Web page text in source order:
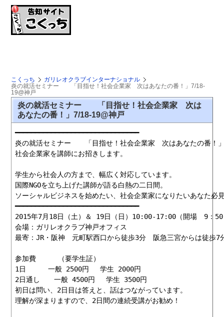
こくっち
ガリレオクラブインターナショナル
炎の就活セミナー 「目指せ！社会企業家 次はあなたの番！」7/18-
19@神戸
炎の就活セミナー 「目指せ！社会企業家 次は
あなたの番！」7/18-19@神戸
━━━━━━━━━━━━━━━━━━━━━━━━━━━━━━━
炎の就活セミナー　　「目指せ！社会企業家　次はあなたの番！
社会企業家を講師にお招きします。
学生から社会人の方まで、幅広く対応しています。
国際NGOを立ち上げた講師が語る白熱の二日間。
ソーシャルビジネスを始めたい、社会企業家になりたいあなた必
━━━━━━━━━━━━━━━━━━━━━━━━━━━━━━━
2015年7月18日（土）＆ 19日（日）10:00-17:00（開場　9：
会場：ガリレオクラブ神戸オフィス
最寄：JR・阪神　元町駅西口から徒歩3分　阪急三宮からは徒歩7
参加費 　　 （要学生証）
1日 　 　一般 2500円　 学生 2000円
2日通し　　一般 4500円 　学生 3500円
初日は問い、2日目は答えと、話はつながっています。
理解が深まりますので、2日間の連続受講がお勧め！